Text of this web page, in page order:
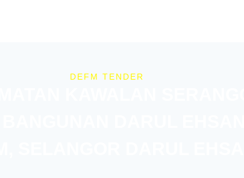
DEFM TENDER